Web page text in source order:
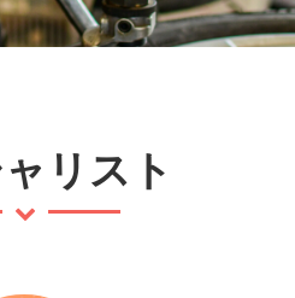
リスト